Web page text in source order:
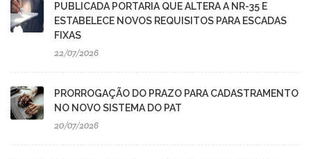
PUBLICADA PORTARIA QUE ALTERA A NR-35 E
ESTABELECE NOVOS REQUISITOS PARA ESCADAS
FIXAS
22/07/2026
PRORROGAÇÃO DO PRAZO PARA CADASTRAMENTO
NO NOVO SISTEMA DO PAT
20/07/2026